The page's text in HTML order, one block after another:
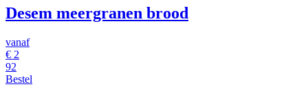
Desem meergranen brood
vanaf
€ 2
92
Bestel